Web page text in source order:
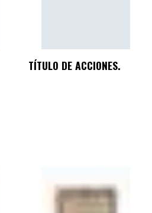
TÍTULO DE ACCIONES.